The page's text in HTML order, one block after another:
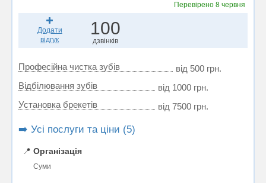
Перевірено 8 червня
Додати
відгук
100
дзвінків
Професійна чистка зубів
від 500 грн.
Відбілювання зубів
від 1000 грн.
Установка брекетів
від 7500 грн.
➡️ Усі послуги та ціни (5)
📍 Організація
Суми